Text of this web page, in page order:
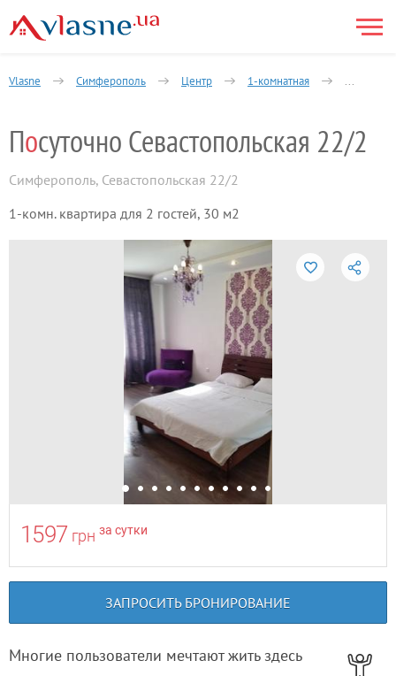
Vlasne Симферополь Центр 1-комнатная Крылова
Посуточно Севастопольская 22/2
Симферополь, Севастопольская 22/2
1-комн. квартира для 2 гостей, 30 м2
1597 грн за сутки
ЗАПРОСИТЬ БРОНИРОВАНИЕ
Многие пользователи мечтают жить здесь